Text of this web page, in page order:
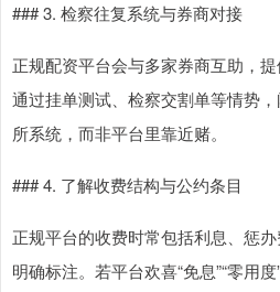
### 3. 检察往复系统与券商对接
正规配资平台会与多家券商互助，
通过挂单测试、检察交割单等情势
所系统，而非平台里靠近赌。
### 4. 了解收费结构与公约条目
正规平台的收费时常包括利息、惩
明确标注。若平台欢喜“免息”“零用